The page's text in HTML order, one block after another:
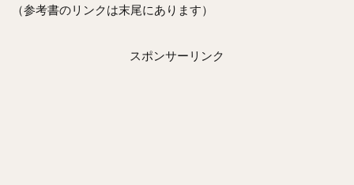
（参考書のリンクは末尾にあります）
スポンサーリンク